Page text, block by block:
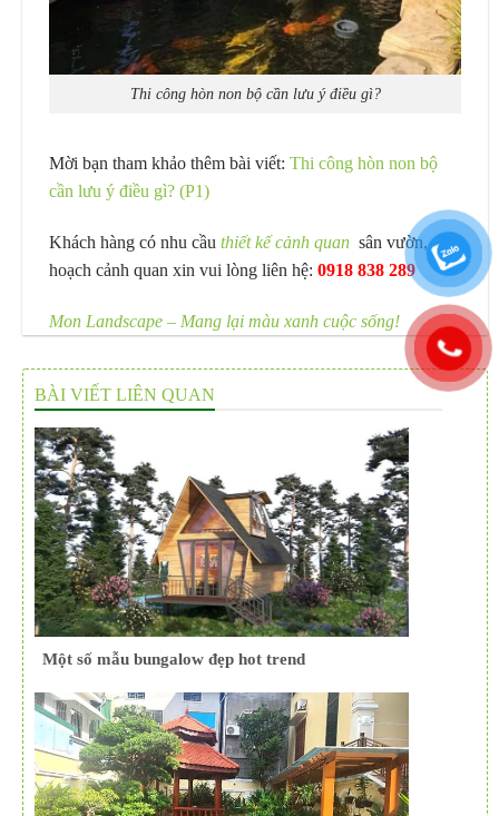
Thi công hòn non bộ cần lưu ý điều gì?
Mời bạn tham khảo thêm bài viết: Thi công hòn non bộ
cần lưu ý điều gì? (P1)
Khách hàng có nhu cầu thiết kế cảnh quan sân vườn, quy
hoạch cảnh quan xin vui lòng liên hệ: 0918 838 289
Mon Landscape – Mang lại màu xanh cuộc sống!
BÀI VIẾT LIÊN QUAN
Một số mẫu bungalow đẹp hot trend